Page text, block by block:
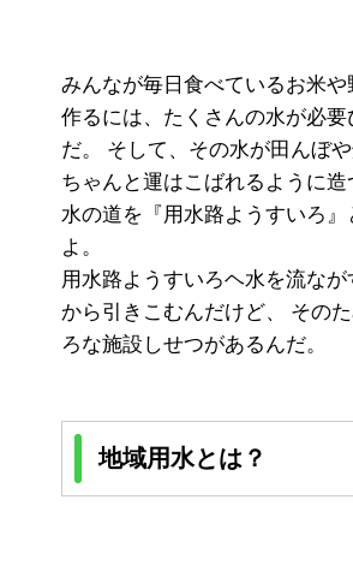
みんなが毎日食べているお米や
作るには、たくさんの水が必要
だ。 そして、その水が田んぼや
ちゃんと運はこばれるように造
水の道を『用水路ようすいろ』
よ。
用水路ようすいろヘ水を流なが
から引きこむんだけど、 その
ろな施設しせつがあるんだ。
地域用水とは？